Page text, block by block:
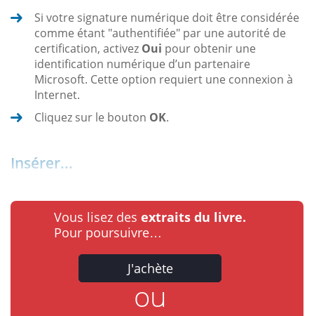
Si votre signature numérique doit être considérée
comme étant "authentifiée" par une autorité de
certification, activez Oui pour obtenir une
identification numérique d’un partenaire
Microsoft. Cette option requiert une connexion à
Internet.
Cliquez sur le bouton OK.
Insérer...
Vous lisez des extraits du livre.
Pour poursuivre…
J'achète
ou